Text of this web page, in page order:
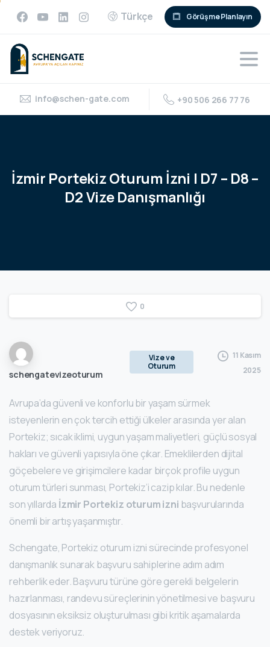
Türkçe Görüşme Planlayın
info@schen-gate.com +90 506 266 77 76
İzmir PortekizOturum İzni | D7 – D8–
D2VizeDanışmanlığı
0
schengatevizeoturum
Vize ve
Oturum
11 Kasım
2025
Avrupa’da güvenli ve konforlu bir yaşam sürmek
isteyenlerin en çok tercih ettiği ülkeler arasında yer alan
Portekiz; sıcak iklimi, uygun yaşam maliyetleri, güçlü sosyal
hakları ve güvenli yapısıyla öne çıkar. Emeklilerden dijital
göçebelere ve girişimcilere kadar birçok profile uygun
oturum türleri sunması, Portekiz’i cazip kılar. Bu nedenle
son yıllarda İzmir Portekiz oturum izni başvurularında
önemli bir artış yaşanmıştır.
Schengate, Portekiz oturum izni sürecinde profesyonel
danışmanlık sunarak başvuru sahiplerine adım adım
rehberlik eder. Başvuru türüne göre gerekli belgelerin
hazırlanması, randevu süreçlerinin yönetilmesi ve başvuru
dosyasının eksiksiz oluşturulması gibi kritik aşamalarda
destek veriyoruz.